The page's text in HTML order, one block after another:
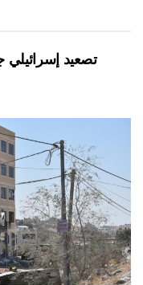
تصعيد إسرائيلي